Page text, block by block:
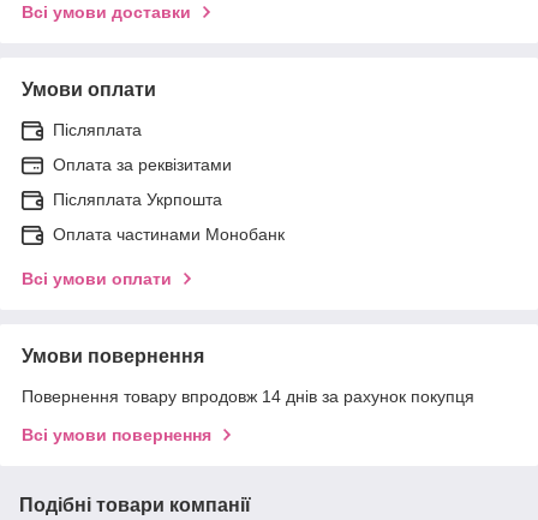
Всі умови доставки
Умови оплати
Післяплата
Оплата за реквізитами
Післяплата Укрпошта
Оплата частинами Монобанк
Всі умови оплати
Умови повернення
Повернення товару впродовж 14 днів за рахунок покупця
Всі умови повернення
Подібні товари компанії